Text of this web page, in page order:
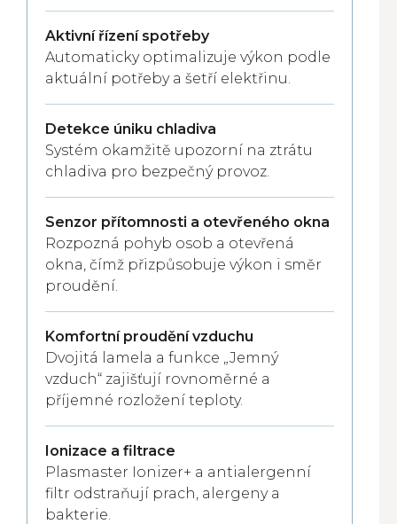
Aktivní řízení spotřeby
Automaticky optimalizuje výkon podle
aktuální potřeby a šetří elektřinu.
Detekce úniku chladiva
Systém okamžitě upozorní na ztrátu
chladiva pro bezpečný provoz.
Senzor přítomnosti a otevřeného okna
Rozpozná pohyb osob a otevřená
okna, čímž přizpůsobuje výkon i směr
proudění.
Komfortní proudění vzduchu
Dvojitá lamela a funkce „Jemný
vzduch“ zajišťují rovnoměrné a
příjemné rozložení teploty.
Ionizace a filtrace
Plasmaster Ionizer+ a antialergenní
filtr odstraňují prach, alergeny a
bakterie.